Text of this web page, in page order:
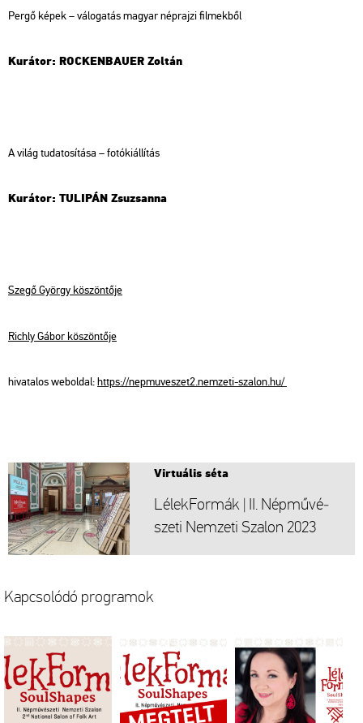
Pergő képek – vá­lo­ga­tás ma­gyar nép­raj­zi fil­mek­ből
Ku­rá­tor: ROCKEN­BA­U­ER Zol­tán
A világ tu­da­to­sí­tá­sa – fo­tó­ki­ál­lí­tás
Ku­rá­tor: TU­LI­PÁN Zsu­zsan­na
Szegő György kö­szön­tő­je
Richly Gábor kö­szön­tő­je
hi­va­ta­los web­ol­dal:https://​nep​muve​szet​2.​nem­ze­ti-​sza­lon.​hu/
Vir­tu­á­lis séta
Lé­lek­For­mák | II. Nép­mű­vé­
sze­ti Nem­ze­ti Sza­lon 2023
Kap­cso­ló­dó prog­ra­mok